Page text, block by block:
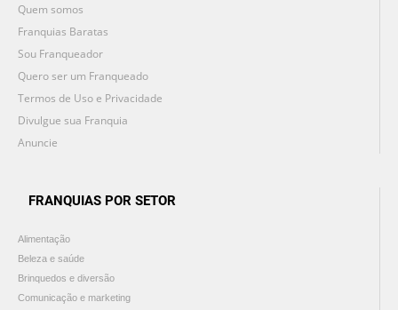
Quem somos
Franquias Baratas
Sou Franqueador
Quero ser um Franqueado
Termos de Uso e Privacidade
Divulgue sua Franquia
Anuncie
FRANQUIAS POR SETOR
Alimentação
Beleza e saúde
Brinquedos e diversão
Comunicação e marketing